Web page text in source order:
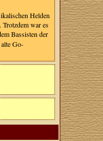
Helden
Trotzdem war es
Bassisten der
Go-